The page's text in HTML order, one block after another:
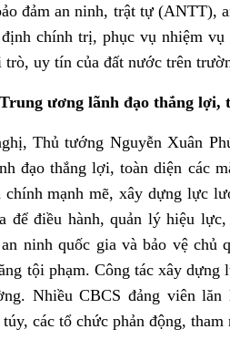
đảm an ninh, trật tự (ANTT),
chính trị, phục vụ nhiệm
trò, uy tín của đất nước trên
ương lãnh đạo thắng lợi,
Thủ tướng Nguyễn Xuân
đạo thắng lợi, toàn diện các
chính mạnh mẽ, xây dựng lực
để điều hành, quản lý hiệu
ninh quốc gia và bảo vệ chủ
tội phạm. Công tác xây
Nhiều CBCS đảng viên
các tổ chức phản động, tham